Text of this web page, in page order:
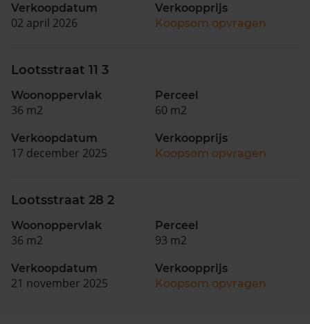
Verkoopdatum
02 april 2026
Verkoopprijs
Koopsom opvragen
Lootsstraat 11 3
Woonoppervlak
36 m2
Perceel
60 m2
Verkoopdatum
17 december 2025
Verkoopprijs
Koopsom opvragen
Lootsstraat 28 2
Woonoppervlak
36 m2
Perceel
93 m2
Verkoopdatum
21 november 2025
Verkoopprijs
Koopsom opvragen